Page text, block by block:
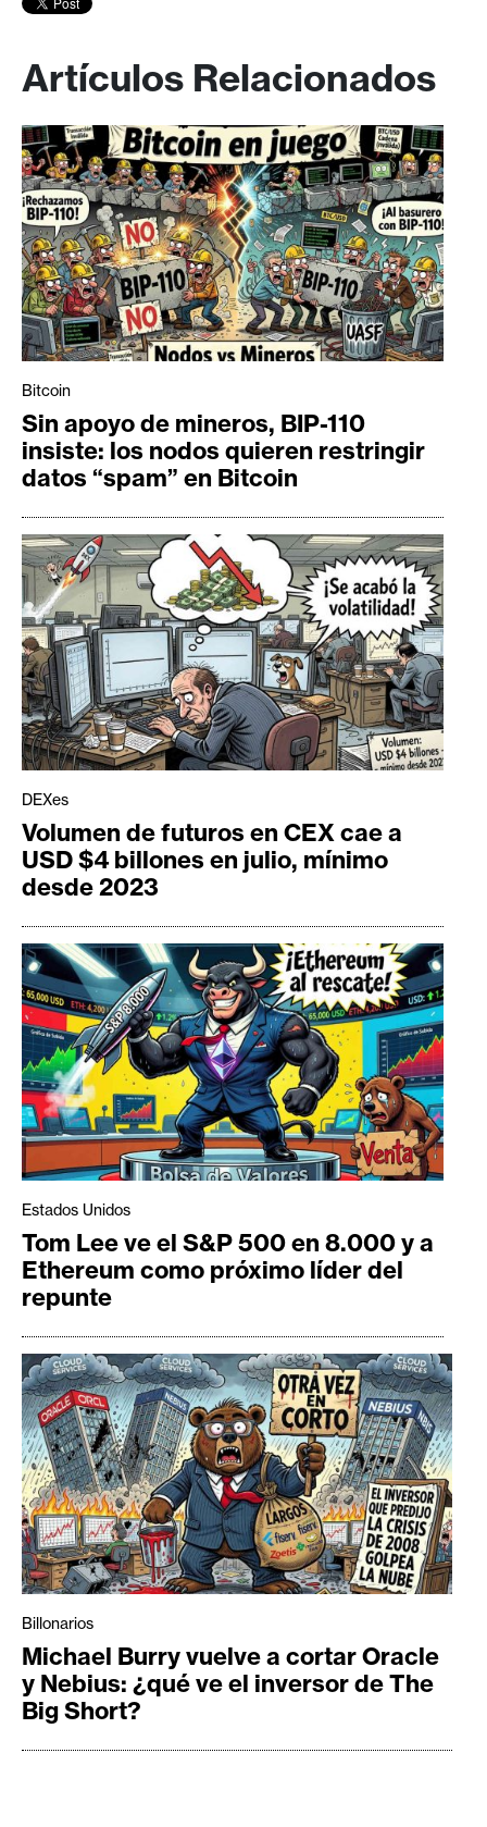
Artículos Relacionados
Bitcoin
Sin apoyo de mineros, BIP-110
insiste: los nodos quieren restringir
datos “spam” en Bitcoin
DEXes
Volumen de futuros en CEX cae a
USD $4 billones en julio, mínimo
desde 2023
Estados Unidos
Tom Lee ve el S&P 500 en 8.000 y a
Ethereum como próximo líder del
repunte
Billonarios
Michael Burry vuelve a cortar Oracle
y Nebius: ¿qué ve el inversor de The
Big Short?